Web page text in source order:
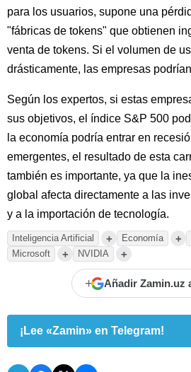
para los usuarios, supone una
"fábricas de tokens" que obtienen
venta de tokens. Si el volumen de
drásticamente, las empresas
Según los expertos, si estas
sus objetivos, el índice S&P 500
la economía podría entrar en
emergentes, el resultado de esta
también es importante, ya que la
global afecta directamente a las
y a la importación de tecnología.
Inteligencia Artificial + Economía +
Microsoft + NVIDIA +
+ Añadir Zamin.uz
¡Lee «Zamin» en Telegram!